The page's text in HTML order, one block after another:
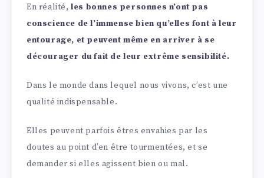
En réalité,les bonnes personnes n’ont pas
conscience de l’immense bien qu’elles font à leur
entourage, et peuvent même en arriver à se
décourager du fait de leur extrême sensibilité.
Dans le monde dans lequel nous vivons, c’est une
qualité indispensable.
Elles peuvent parfois êtres envahies par les
doutes au point d’en être tourmentées, et se
demander si elles agissent bien ou mal.